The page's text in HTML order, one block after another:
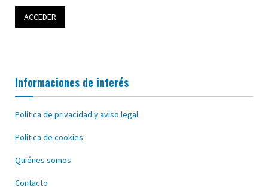
Informaciones de interés
Política de privacidad y aviso legal
Política de cookies
Quiénes somos
Contacto